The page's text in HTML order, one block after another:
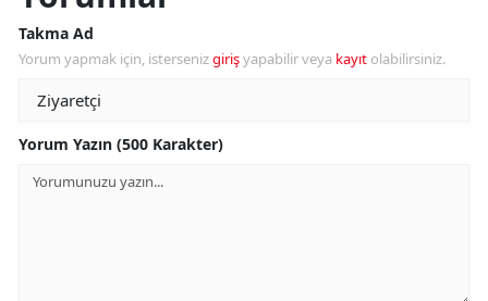
Takma Ad
Yorum yapmak için, istersenizgirişyapabilir veya kayıt olabilirsiniz.
Yorum Yazın (500 Karakter)